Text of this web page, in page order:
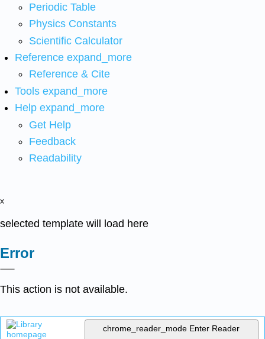
Periodic Table
Physics Constants
Scientific Calculator
Reference expand_more
Reference & Cite
Tools expand_more
Help expand_more
Get Help
Feedback
Readability
x
selected template will load here
Error
This action is not available.
chrome_reader_mode Enter Reader